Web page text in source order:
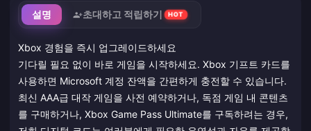
설명 초대하고 적립하기 HOT
Xbox 경험을 즉시 업그레이드하세요
기다릴 필요 없이 바로 게임을 시작하세요. Xbox 기프트 카드를
사용하면 Microsoft 계정 잔액을 간편하게 충전할 수 있습니다.
최신 AAA급 대작 게임을 사전 예약하거나, 독점 게임 내 콘텐츠
를 구매하거나, Xbox Game Pass Ultimate를 구독하려는 경우,